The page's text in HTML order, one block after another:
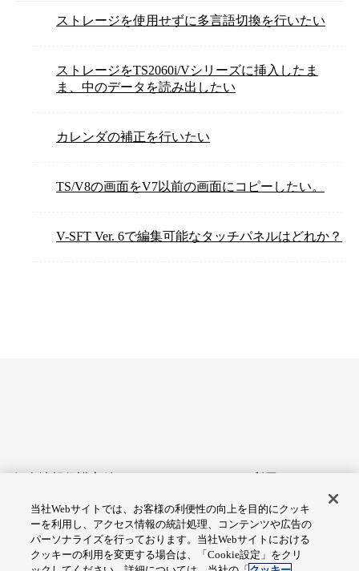
ストレージを使用せずに多言語切換を行いたい
ストレージをTS2060i/Vシリーズに挿入したま
ま、中のデータを読み出したい
カレンダの補正を行いたい
TS/V8の画面をV7以前の画面にコピーしたい。
V-SFT Ver. 6で編集可能なタッチパネルはどれか？
アクセシビリティへの対応
Cookie設定
総合サイトマップ
当社Webサイトでは、お客様の利便性の向上を目的にクッキ
ーを利用し、アクセス情報の統計処理、コンテンツや広告の
パーソナライズを行っております。当社Webサイトにおける
クッキーの利用を変更する場合は、「Cookie設定」をクリ